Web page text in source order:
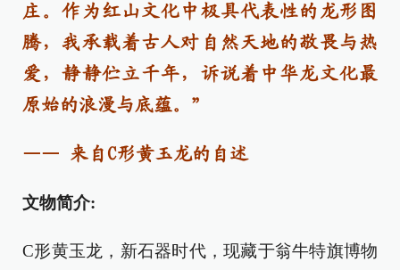
庄。作为红山文化中极具代表性的龙形图
腾，我承载着古人对自然天地的敬畏与热
爱，静静伫立千年，诉说着中华龙文化最
原始的浪漫与底蕴。”
—— 来自C形黄玉龙的自述
文物简介:
C形黄玉龙，新石器时代，现藏于翁牛特旗博物